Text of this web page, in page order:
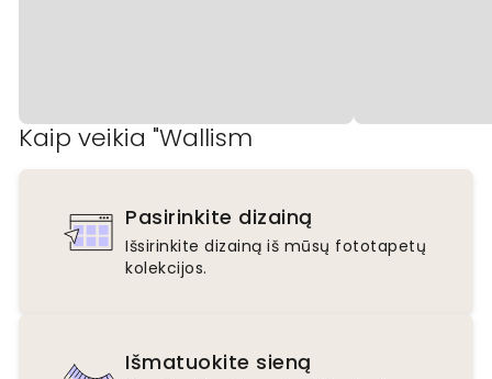
Kaip veikia "Wallism
Pasirinkite dizainą
Išsirinkite dizainą iš mūsų fototapetų
kolekcijos.
Išmatuokite sieną